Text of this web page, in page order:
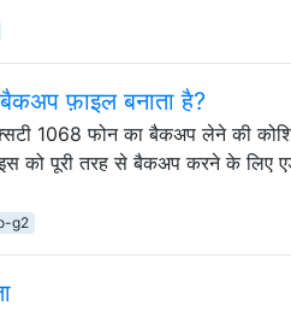
फ़ाइल बनाता है?
1068 फोन का बैकअप लेने की
को पूरी तरह से बैकअप करने के लिए
g2